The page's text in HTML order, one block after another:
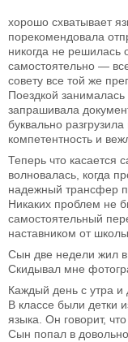
хорошо схватывает
порекомендовала
никогда не решилась
самостоятельно —
совету все той же
Поездкой
запрашивала
буквально
компетентность и
Теперь что касается
волновалась, когда
надежный трансфер
Никаких проблем не
самостоятельный
наставником от школы.
Сын две недели жил в
Скидывал мне
Каждый день с утра
В классе были детки
языка. Он говорит,
Сын попал в